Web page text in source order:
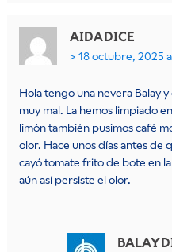
AIDA DICE
18 octubre, 2025
Hola tengo una nevera Balay
muy mal. La hemos limpiado
limón también pusimos café
olor. Hace unos días antes de
cayó tomate frito de bote en
aún así persiste el olor.
BALAY